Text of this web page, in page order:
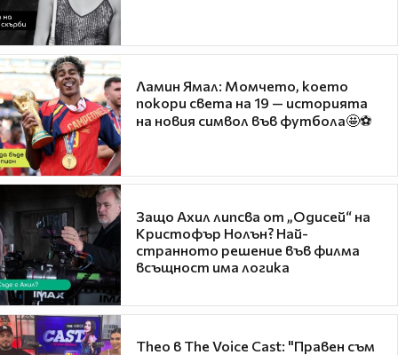
Ламин Ямал: Момчето, което
покори света на 19 — историята
на новия символ във футбола🤩⚽
Защо Ахил липсва от „Одисей“ на
Кристофър Нолън? Най-
странното решение във филма
всъщност има логика
Theo в The Voice Cast: "Правен съм